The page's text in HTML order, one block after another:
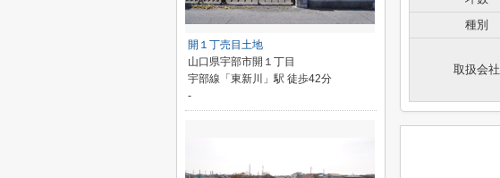
種別
取扱会社
開１丁売目土地
山口県宇部市開１丁目
宇部線「東新川」駅 徒歩42分
-